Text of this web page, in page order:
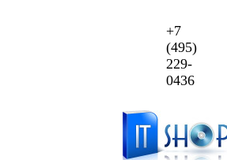
+7
(495)
229-
0436